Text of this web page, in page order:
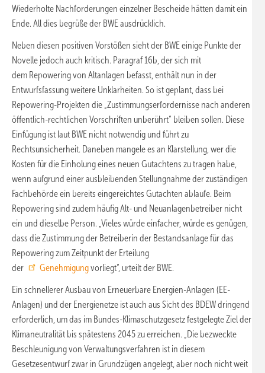
Wiederholte Nachforderungen einzelner Bescheide hätten damit ein
Ende. All dies begrüße der BWE ausdrücklich.
Neben diesen positiven Vorstößen sieht der BWE einige Punkte der
Novelle jedoch auch kritisch. Paragraf 16b, der sich mit
dem Repowering von Altanlagen befasst, enthält nun in der
Entwurfsfassung weitere Unklarheiten. So ist geplant, dass bei
Repowering-Projekten die „Zustimmungserfordernisse nach anderen
öffentlich-rechtlichen Vorschriften unberührt“ bleiben sollen. Diese
Einfügung ist laut BWE nicht notwendig und führt zu
Rechtsunsicherheit. Daneben mangele es an Klarstellung, wer die
Kosten für die Einholung eines neuen Gutachtens zu tragen habe,
wenn aufgrund einer ausbleibenden Stellungnahme der zuständigen
Fachbehörde ein bereits eingereichtes Gutachten ablaufe. Beim
Repowering sind zudem häufig Alt- und Neuanlagenbetreiber nicht
ein und dieselbe Person. „Vieles würde einfacher, würde es genügen,
dass die Zustimmung der Betreiberin der Bestandsanlage für das
Repowering zum Zeitpunkt der Erteilung
der
Genehmigungvorliegt“, urteilt der BWE.
Ein schnellerer Ausbau von Erneuerbare Energien-Anlagen (EE-
Anlagen) und der Energienetze ist auch aus Sicht des BDEW dringend
erforderlich, um das im Bundes-Klimaschutzgesetz festgelegte Ziel der
Klimaneutralität bis spätestens 2045 zu erreichen. „Die bezweckte
Beschleunigung von Verwaltungsverfahren ist in diesem
Gesetzesentwurf zwar in Grundzügen angelegt, aber noch nicht weit